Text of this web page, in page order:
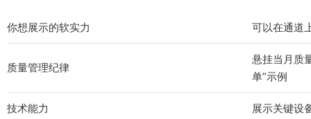
你想展示的软实力 可以在通道
质量管理纪律
悬挂当月质
单”示例
技术能力 展示关键设